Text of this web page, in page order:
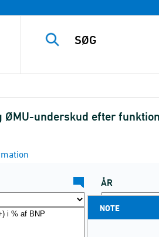
underskud efter funktion
ÅR
NOTE